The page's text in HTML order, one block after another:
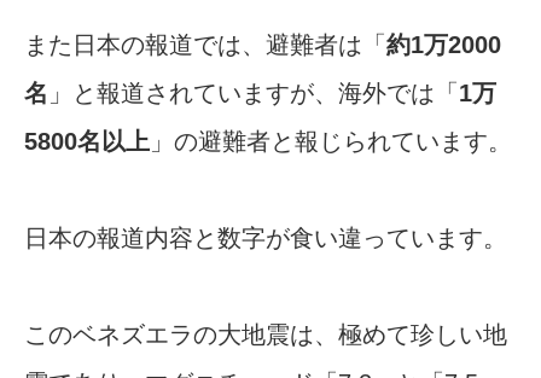
また日本の報道では、避難者は「 約1万2000
名 」と報道されていますが、海外では「 1万
5800名以上 」の避難者と報じられています。
日本の報道内容と数字が食い違っています。
このベネズエラの大地震は、極めて珍しい地